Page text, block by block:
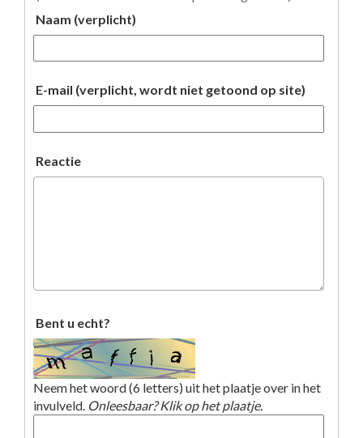
Naam (verplicht)
E-mail (verplicht, wordt niet getoond op site)
Reactie
Bent u echt?
Neem het woord (6 letters) uit het plaatje over in het
invulveld. Onleesbaar? Klik op het plaatje.